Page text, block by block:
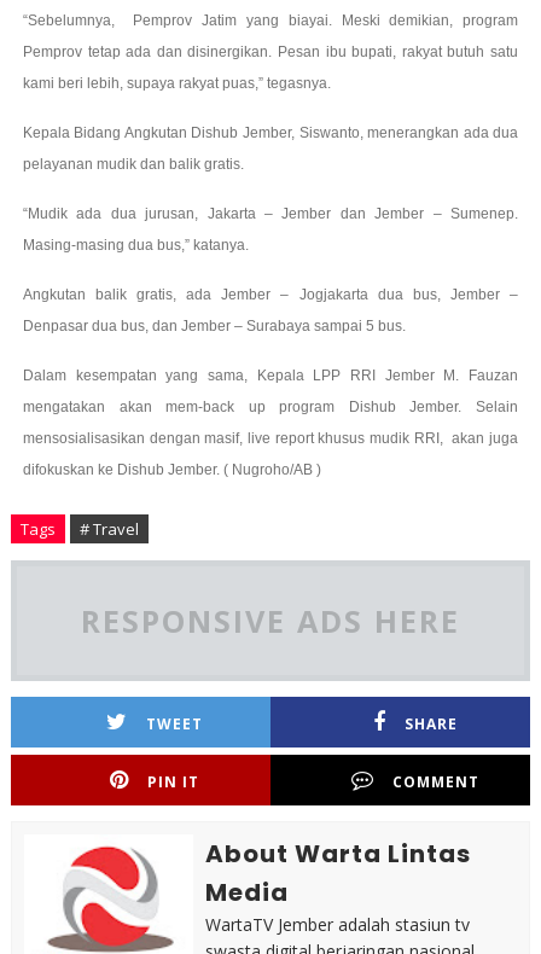
“Sebelumnya, Pemprov Jatim yang biayai. Meski demikian, program
Pemprov tetap ada dan disinergikan. Pesan ibu bupati, rakyat butuh satu
kami beri lebih, supaya rakyat puas,” tegasnya.
Kepala Bidang Angkutan Dishub Jember, Siswanto, menerangkan ada dua
pelayanan mudik dan balik gratis.
“Mudik ada dua jurusan, Jakarta – Jember dan Jember – Sumenep.
Masing-masing dua bus,” katanya.
Angkutan balik gratis, ada Jember – Jogjakarta dua bus, Jember –
Denpasar dua bus, dan Jember – Surabaya sampai 5 bus.
Dalam kesempatan yang sama, Kepala LPP RRI Jember M. Fauzan
mengatakan akan mem-back up program Dishub Jember. Selain
mensosialisasikan dengan masif, live report khusus mudik RRI, akan juga
difokuskan ke Dishub Jember. ( Nugroho/AB )
Tags # Travel
RESPONSIVE ADS HERE
TWEET SHARE
PIN IT COMMENT
About Warta Lintas
Media
WartaTV Jember adalah stasiun tv